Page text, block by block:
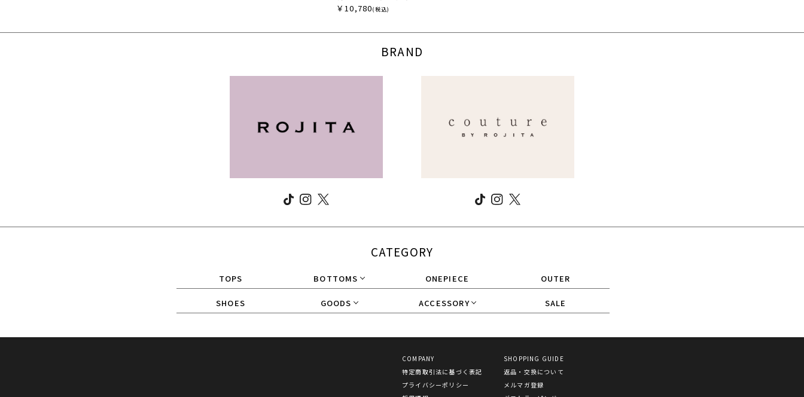
￥10,780(税込)
BRAND
CATEGORY
TOPS BOTTOMS ONEPIECE OUTER
SHOES GOODS ACCESSORY SALE
COMPANY
SHOPPING GUIDE
特定商取引法に基づく表記
返品・交換について
プライバシーポリシー
メルマガ登録